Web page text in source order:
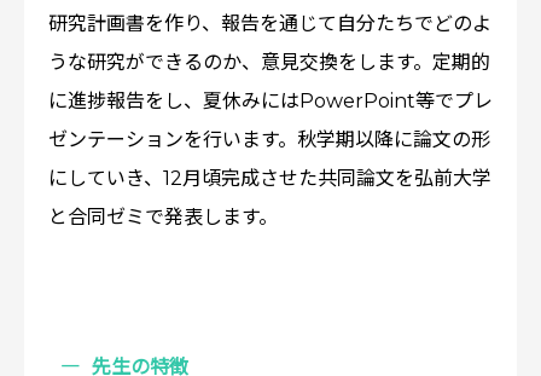
研究計画書を作り、報告を通じて自分たちでどのよ
うな研究ができるのか、意見交換をします。定期的
に進捗報告をし、夏休みにはPowerPoint等でプレ
ゼンテーションを行います。秋学期以降に論文の形
にしていき、12月頃完成させた共同論文を弘前大学
と合同ゼミで発表します。
先生の特徴